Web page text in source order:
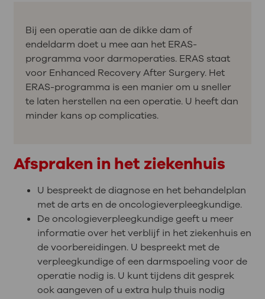
Bij een operatie aan de dikke dam of
endeldarm doet u mee aan het ERAS-
programma voor darmoperaties. ERAS staat
voor Enhanced Recovery After Surgery. Het
ERAS-programma is een manier om u sneller
te laten herstellen na een operatie. U heeft dan
minder kans op complicaties.
Afspraken in het ziekenhuis
U bespreekt de diagnose en het behandelplan
met de arts en de oncologieverpleegkundige.
De oncologieverpleegkundige geeft u meer
informatie over het verblijf in het ziekenhuis en
de voorbereidingen. U bespreekt met de
verpleegkundige of een darmspoeling voor de
operatie nodig is. U kunt tijdens dit gesprek
ook aangeven of u extra hulp thuis nodig